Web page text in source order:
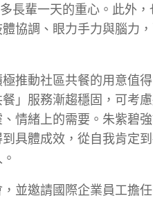
長輩一天的重心。此外
協調、眼力手力與腦力
推動社區共餐的用意值
」服務漸趨穩固，可考
情緒上的需要。朱紫碧
具體成效，從自我肯定
並邀請國際企業員工擔